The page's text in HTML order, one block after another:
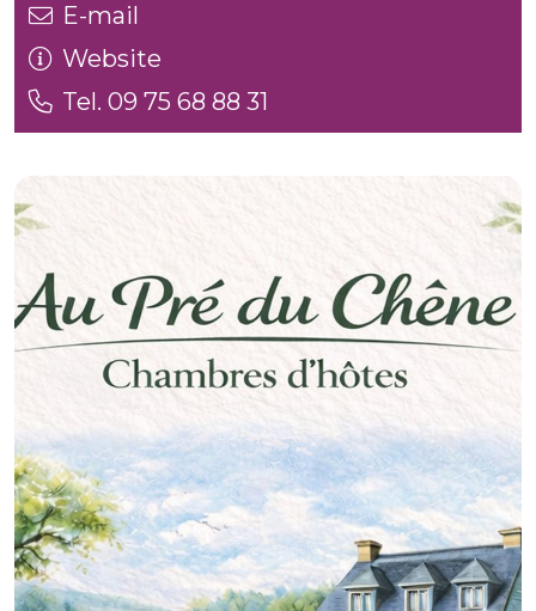
E-mail
Website
Tel. 09 75 68 88 31